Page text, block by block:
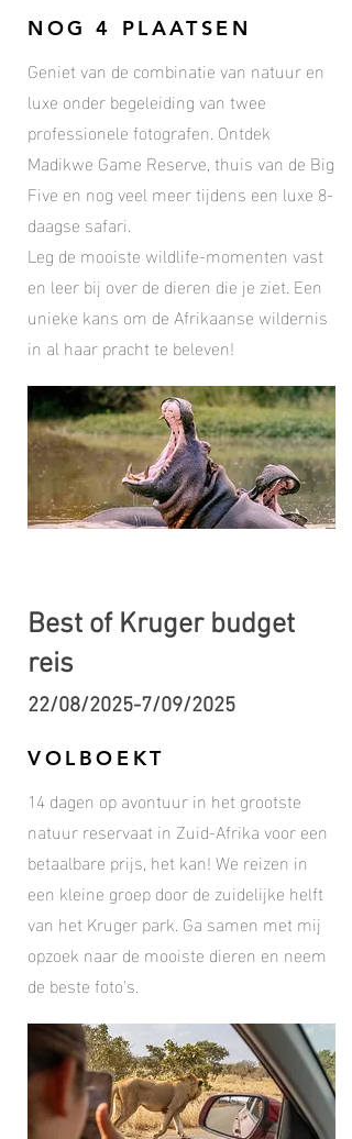
NOG 4 PLAATSEN
Geniet van de combinatie van natuur en
luxe onder begeleiding van twee
professionele fotografen. Ontdek
Madikwe Game Reserve, thuis van de Big
Five en nog veel meer tijdens een luxe 8-
daagse safari.
Leg de mooiste wildlife-momenten vast
en leer bij over de dieren die je ziet. Een
unieke kans om de Afrikaanse wildernis
in al haar pracht te beleven!
Best of Kruger budget
reis
22/08/2025-7/09/2025
VOLBOEKT
14 dagen op avontuur in het grootste
natuur reservaat in Zuid-Afrika voor een
betaalbare prijs, het kan! We reizen in
een kleine groep door de zuidelijke helft
van het Kruger park. Ga samen met mij
opzoek naar de mooiste dieren en neem
de beste foto's.